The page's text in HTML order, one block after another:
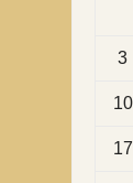
3
10
17